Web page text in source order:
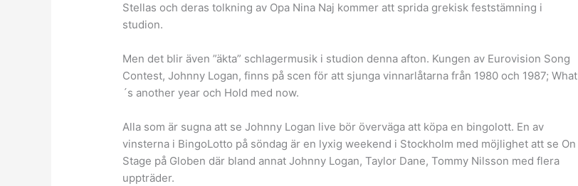
Stellas och deras tolkning av Opa Nina Naj kommer att sprida grekisk feststämning i
studion.
Men det blir även ”äkta” schlagermusik i studion denna afton. Kungen av Eurovision Song
Contest, Johnny Logan, finns på scen för att sjunga vinnarlåtarna från 1980 och 1987; What
´s another year och Hold med now.
Alla som är sugna att se Johnny Logan live bör överväga att köpa en bingolott. En av
vinsterna i BingoLotto på söndag är en lyxig weekend i Stockholm med möjlighet att se On
Stage på Globen där bland annat Johnny Logan, Taylor Dane, Tommy Nilsson med flera
uppträder.